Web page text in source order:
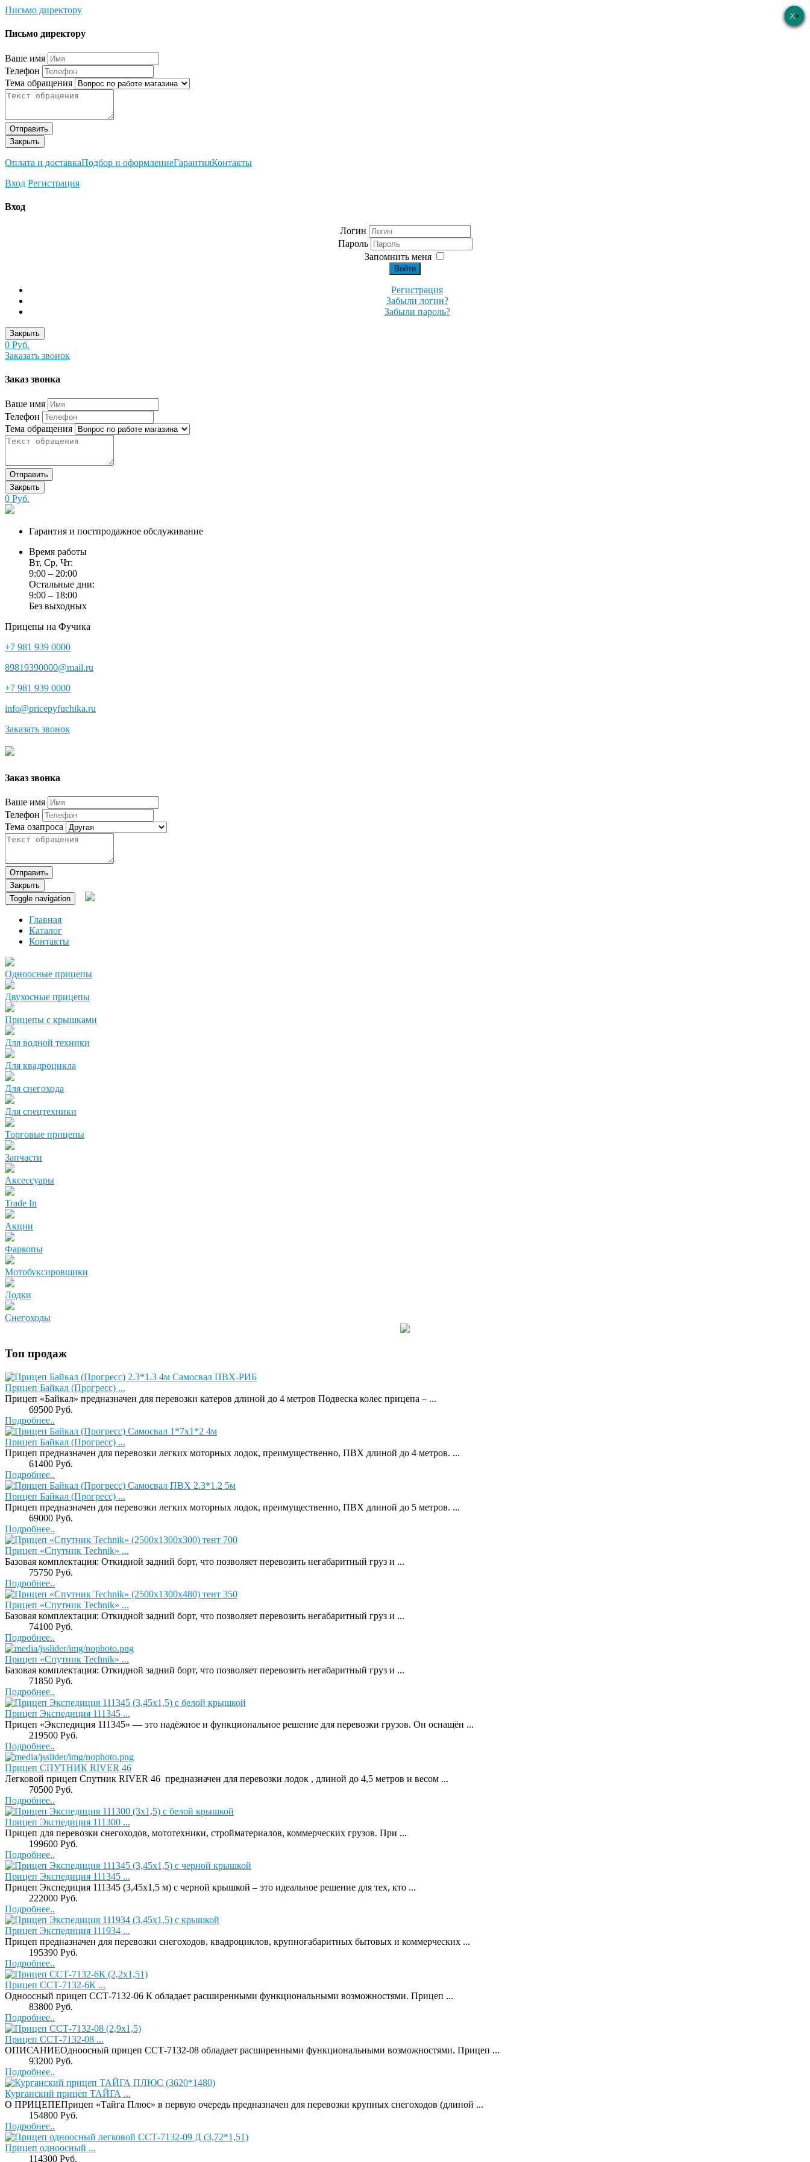
Письмо директору
×
Письмо директору
Ваше имя
Телефон
Тема обращения
Отправить
Закрыть
Оплата и доставкаПодбор и оформлениеГарантияКонтакты
Вход Регистрация
×
Вход
Логин
Пароль
Запомнить меня
Войти
Регистрация
Забыли логин?
Забыли пароль?
Закрыть
0 Руб.
Заказать звонок
×
Заказ звонка
Ваше имя
Телефон
Тема обращения
Отправить
Закрыть
0 Руб.
Гарантия и постпродажное обслуживание
Время работы
Вт, Ср, Чт:
9:00 – 20:00
Остальные дни:
9:00 – 18:00
Без выходных
Прицепы на Фучика
+7 981 939 0000
89819390000@mail.ru
+7 981 939 0000
info@pricepyfuchika.ru
Заказать звонок
×
Заказ звонка
Ваше имя
Телефон
Тема озапроса
Отправить
Закрыть
Toggle navigation
Главная
Каталог
Контакты
Одноосные прицепы
Двухосные прицепы
Прицепы с крышками
Для водной техники
Для квадроцикла
Для снегохода
Для спецтехники
Торговые прицепы
Запчасти
Аксессуары
Trade In
Акции
Фаркопы
Мотобуксировщики
Лодки
Снегоходы
Топ продаж
Прицеп Байкал (Прогресс) ...
Прицеп «Байкал» предназначен для перевозки катеров длиной до 4 метров Подвеска колес прицепа – ...
69500 Руб.
Подробнее..
Прицеп Байкал (Прогресс) ...
Прицеп предназначен для перевозки легких моторных лодок, преимущественно, ПВХ длиной до 4 метров. ...
61400 Руб.
Подробнее..
Прицеп Байкал (Прогресс) ...
Прицеп предназначен для перевозки легких моторных лодок, преимущественно, ПВХ длиной до 5 метров. ...
69000 Руб.
Подробнее..
Прицеп «Спутник Technik» ...
Базовая комплектация: Откидной задний борт, что позволяет перевозить негабаритный груз и ...
75750 Руб.
Подробнее..
Прицеп «Спутник Technik» ...
Базовая комплектация: Откидной задний борт, что позволяет перевозить негабаритный груз и ...
74100 Руб.
Подробнее..
Прицеп «Спутник Technik» ...
Базовая комплектация: Откидной задний борт, что позволяет перевозить негабаритный груз и ...
71850 Руб.
Подробнее..
Прицеп Экспедиция 111345 ...
Прицеп «Экспедиция 111345» — это надёжное и функциональное решение для перевозки грузов. Он оснащён ...
219500 Руб.
Подробнее..
Прицеп СПУТНИК RIVER 46
Легковой прицеп Спутник RIVER 46 предназначен для перевозки лодок , длиной до 4,5 метров и весом ...
70500 Руб.
Подробнее..
Прицеп Экспедиция 111300 ...
Прицеп для перевозки снегоходов, мототехники, стройматериалов, коммерческих грузов. При ...
199600 Руб.
Подробнее..
Прицеп Экспедиция 111345 ...
Прицеп Экспедиция 111345 (3,45х1,5 м) с черной крышкой – это идеальное решение для тех, кто ...
222000 Руб.
Подробнее..
Прицеп Экспедиция 111934 ...
Прицеп предназначен для перевозки снегоходов, квадроциклов, крупногабаритных бытовых и коммерческих ...
195390 Руб.
Подробнее..
Прицеп ССТ-7132-6К ...
Одноосный прицеп ССТ-7132-06 К обладает расширенными функциональными возможностями. Прицеп ...
83800 Руб.
Подробнее..
Прицеп ССТ-7132-08 ...
ОПИСАНИЕОдноосный прицеп ССТ-7132-08 обладает расширенными функциональными возможностями. Прицеп ...
93200 Руб.
Подробнее..
Курганский прицеп ТАЙГА ...
О ПРИЦЕПЕПрицеп «Тайга Плюс» в первую очередь предназначен для перевозки крупных снегоходов (длиной ...
154800 Руб.
Подробнее..
Прицеп одноосный ...
114300 Руб.
×